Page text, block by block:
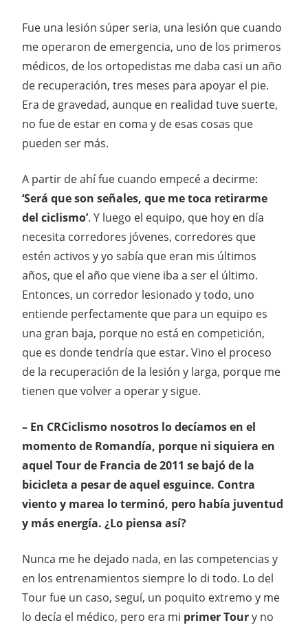
Fue una lesión súper seria, una lesión que cuando
me operaron de emergencia, uno de los primeros
médicos, de los ortopedistas me daba casi un año
de recuperación, tres meses para apoyar el pie.
Era de gravedad, aunque en realidad tuve suerte,
no fue de estar en coma y de esas cosas que
pueden ser más.
A partir de ahí fue cuando empecé a decirme:
‘Será que son señales, que me toca retirarme
del ciclismo’. Y luego el equipo, que hoy en día
necesita corredores jóvenes, corredores que
estén activos y yo sabía que eran mis últimos
años, que el año que viene iba a ser el último.
Entonces, un corredor lesionado y todo, uno
entiende perfectamente que para un equipo es
una gran baja, porque no está en competición,
que es donde tendría que estar. Vino el proceso
de la recuperación de la lesión y larga, porque me
tienen que volver a operar y sigue.
– En CRCiclismo nosotros lo decíamos en el
momento de Romandía, porque ni siquiera en
aquel Tour de Francia de 2011 se bajó de la
bicicleta a pesar de aquel esguince. Contra
viento y marea lo terminó, pero había juventud
y más energía. ¿Lo piensa así?
Nunca me he dejado nada, en las competencias y
en los entrenamientos siempre lo di todo. Lo del
Tour fue un caso, seguí, un poquito extremo y me
lo decía el médico, pero era mi primer Toury no